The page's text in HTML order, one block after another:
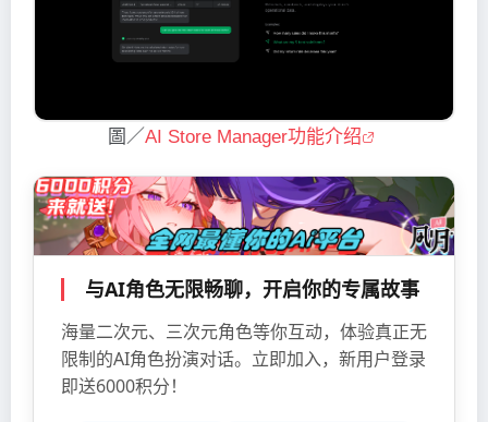
圖／AI Store Manager功能介绍
与AI角色无限畅聊，开启你的专属故事
海量二次元、三次元角色等你互动，体验真正无
限制的AI角色扮演对话。立即加入，新用户登录
即送6000积分！